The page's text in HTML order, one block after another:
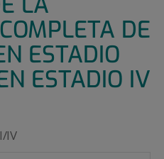
DE
ESTADIO
ESTADIO IV
IV